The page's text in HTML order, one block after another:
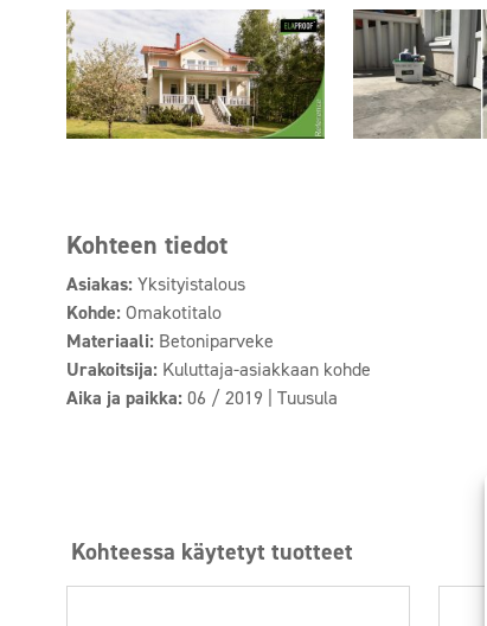
Kohteen tiedot
Asiakas: Yksityistalous
Kohde: Omakotitalo
Materiaali: Betoniparveke
Urakoitsija: Kuluttaja-asiakkaan kohde
Aika ja paikka: 06 / 2019 | Tuusula
Kohteessa käytetyt tuotteet